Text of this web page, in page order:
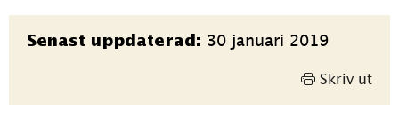
Sidinformation
Senast uppdaterad: 30 januari 2019
Skriv ut